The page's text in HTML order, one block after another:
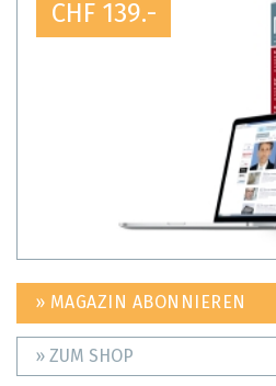
CHF 139.-
» MAGAZIN ABONNIEREN
» ZUM SHOP